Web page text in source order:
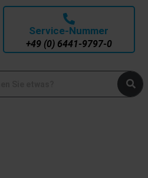
Service-Nummer
+49 (0) 6441-9797-0